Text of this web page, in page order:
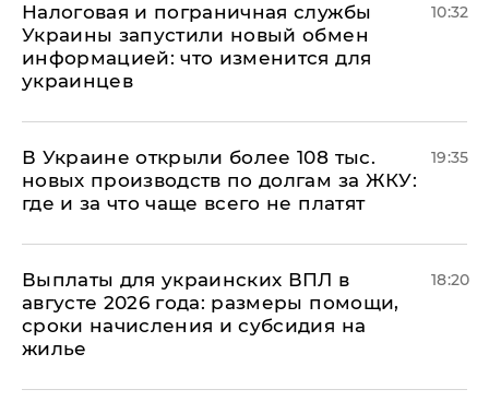
Налоговая и пограничная службы
Украины запустили новый обмен
информацией: что изменится для
украинцев
10:32
В Украине открыли более 108 тыс.
новых производств по долгам за ЖКУ:
где и за что чаще всего не платят
19:35
Выплаты для украинских ВПЛ в
августе 2026 года: размеры помощи,
сроки начисления и субсидия на
жилье
18:20